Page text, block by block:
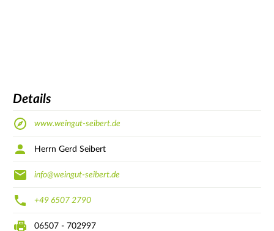
Details
www.weingut-seibert.de
Herrn Gerd Seibert
info@weingut-seibert.de
+49 6507 2790
06507 - 702997